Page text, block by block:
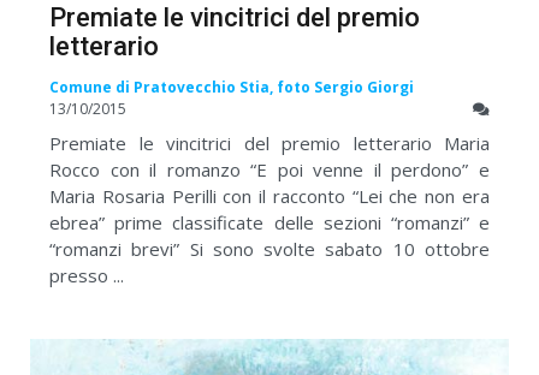
Premiate le vincitrici del premio
letterario
Comune di Pratovecchio Stia, foto Sergio Giorgi
13/10/2015
Premiate le vincitrici del premio letterario Maria
Rocco con il romanzo “E poi venne il perdono” e
Maria Rosaria Perilli con il racconto “Lei che non era
ebrea” prime classificate delle sezioni “romanzi” e
“romanzi brevi” Si sono svolte sabato 10 ottobre
presso ...